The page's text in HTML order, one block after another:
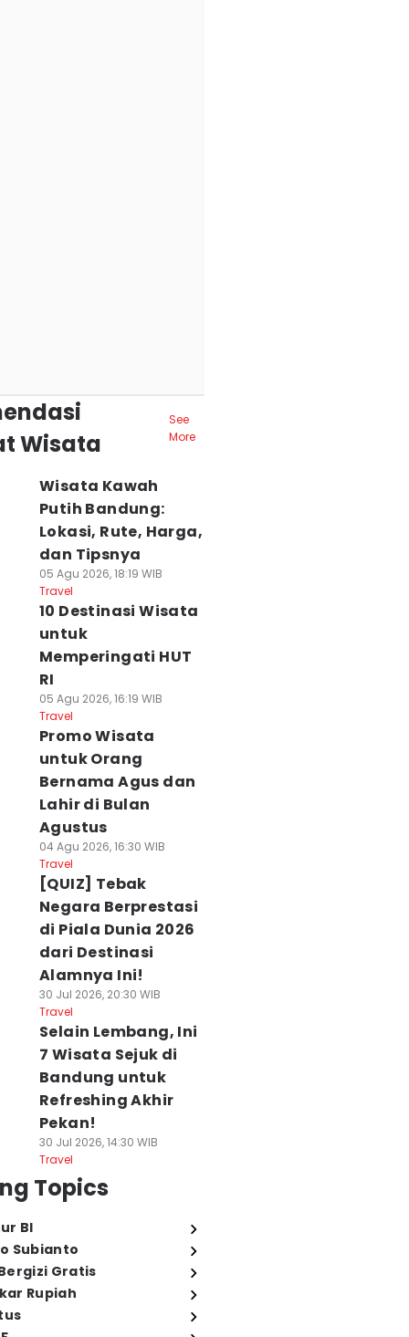
Wisata
See
More
Wisata Kawah
Putih Bandung:
Lokasi, Rute, Harga,
dan Tipsnya
05 Agu 2026, 18:19 WIB
Travel
10 Destinasi Wisata
untuk
Memperingati HUT
RI
05 Agu 2026, 16:19 WIB
Travel
Promo Wisata
untuk Orang
Bernama Agus dan
Lahir di Bulan
Agustus
04 Agu 2026, 16:30 WIB
Travel
[QUIZ] Tebak
Negara Berprestasi
di Piala Dunia 2026
dari Destinasi
Alamnya Ini!
30 Jul 2026, 20:30 WIB
Travel
Selain Lembang, Ini
7 Wisata Sejuk di
Bandung untuk
Refreshing Akhir
Pekan!
30 Jul 2026, 14:30 WIB
Travel
Topics
BI
Subianto
Gratis
Rupiah